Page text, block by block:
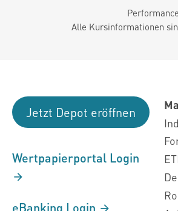
Alle Kursinformationen
Jetzt Depot eröffnen
Wertpapierportal Login
eBanking Login